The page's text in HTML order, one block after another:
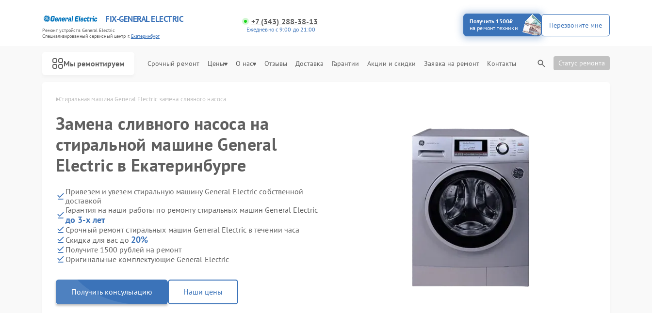
FIX-GENERAL ELECTRIC
Ремонт устройств General Electric
Специализированный cервисный центр г.Екатеринбург
+7 (343) 288-38-13
Ежедневно с 9:00 до 21:00
Получить 1500₽
на ремонт техники
Перезвоните мне
Мы ремонтируем Срочный ремонт Цены О нас Отзывы Доставка Гарантии Акции и скидки Заявка на ремонт Контакты Статус ремонта
в Екатеринбурге Стиральная машина General Electric замена сливного насоса
Замена сливного насоса на
стиральной машине General
Electric в Екатеринбурге
Привезем и увезем стиральную машину General Electric собственной
доставкой
Гарантия на наши работы по ремонту стиральных машин General Electric
до 3-х лет
Срочный ремонт стиральных машин General Electric в течении часа
Скидка для вас до 20%
Получите 1500 рублей на ремонт
Оригинальные комплектующие General Electric
Получить консультацию Наши цены